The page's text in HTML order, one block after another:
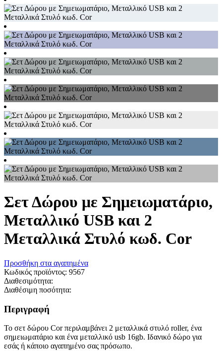
Σετ Δώρου με Σημειωματάριο,
Μεταλλικό USB και 2
Μεταλλικά Στυλό κωδ. Cor
Προσθήκη στα αγαπημένα
Κωδικός προϊόντος: 9567
Διαθεσιμότητα:
Διαθέσιμη ποσότητα:
Περιγραφή
Το σετ δώρου Cor περιλαμβάνει 2 μεταλλικά στυλό roller, ένα
σημειωματάριο και ένα μεταλλικό usb 16gb. Ιδανικό δώρο για
εσάς ή κάποιο αγαπημένο σας πρόσωπο.